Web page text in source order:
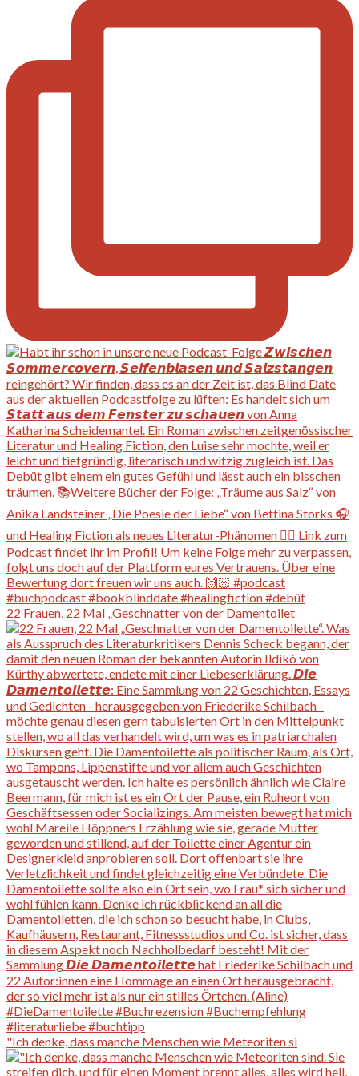
22 Frauen, 22 Mal „Geschnatter von der Damentoilet
"Ich denke, dass manche Menschen wie Meteoriten si